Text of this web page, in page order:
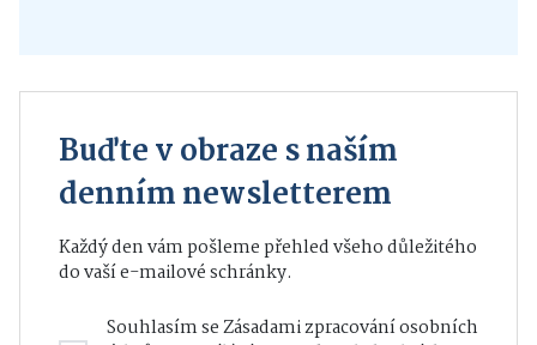
Buďte v obraze s naším
denním newsletterem
Každý den vám pošleme přehled všeho důležitého
do vaší e-mailové schránky.
Souhlasím seZásadami zpracování osobních